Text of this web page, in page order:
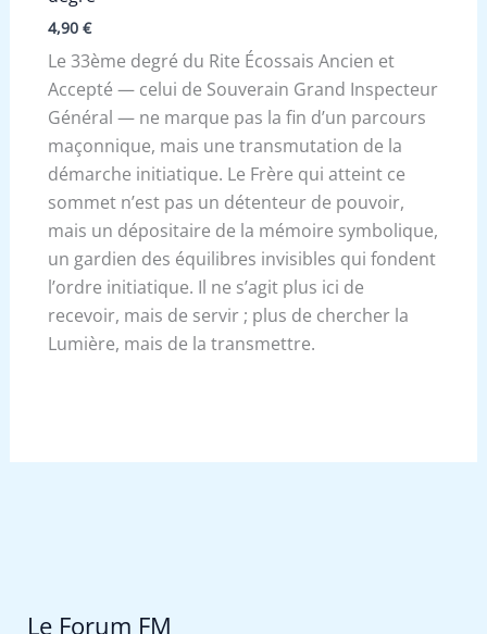
4,90 €
Le 33ème degré du Rite Écossais Ancien et
Accepté — celui de Souverain Grand Inspecteur
Général — ne marque pas la fin d’un parcours
maçonnique, mais une transmutation de la
démarche initiatique. Le Frère qui atteint ce
sommet n’est pas un détenteur de pouvoir,
mais un dépositaire de la mémoire symbolique,
un gardien des équilibres invisibles qui fondent
l’ordre initiatique. Il ne s’agit plus ici de
recevoir, mais de servir ; plus de chercher la
Lumière, mais de la transmettre.
Le Forum FM